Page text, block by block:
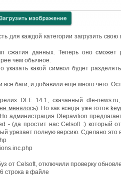
для каждой категории загрузить
сжатия данных. Теперь оно сможет
чем обычное.
указать какой символ будет
все баги, и добавили еще много чего.
DLE 14.1, скачанный dle-
менялось). Но как всегда уже готов
администрация Dlepavilion
- (да простит нас Celsoft :) который
урезает полную версию. Сделано это
от Celsoft, отключили проверку
строка в файле